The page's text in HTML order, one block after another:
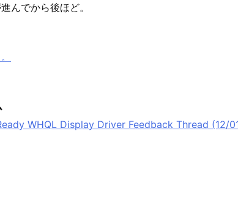
んでから後ほど。
WHQL Display Driver Feedback Thread (12/